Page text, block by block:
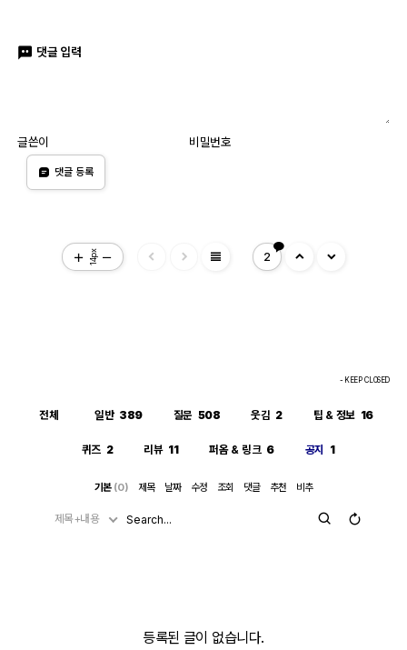
댓글 입력
글쓴이 비밀번호
댓글 등록
14px view_headline 2
- KEEP CLOSED
전체 일반 389 질문 508 웃김 2 팁 & 정보 16
퀴즈 2 리뷰 11 퍼옴 & 링크 6 공지 1
기본 (0) 제목 날짜 수정 조회 댓글 추천 비추
제목+내용
등록된 글이 없습니다.